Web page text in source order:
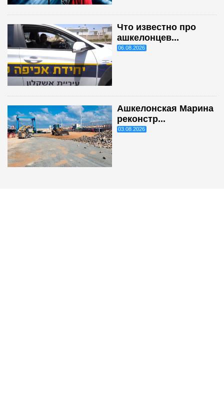
Что известно про
ашкелонцев...
06.08.2026
Ашкелонская Марина
реконстр...
03.08.2026